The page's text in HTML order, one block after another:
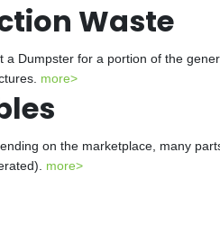
Waste
a Dumpster for a portion of the
more>
on the marketplace, many
more>